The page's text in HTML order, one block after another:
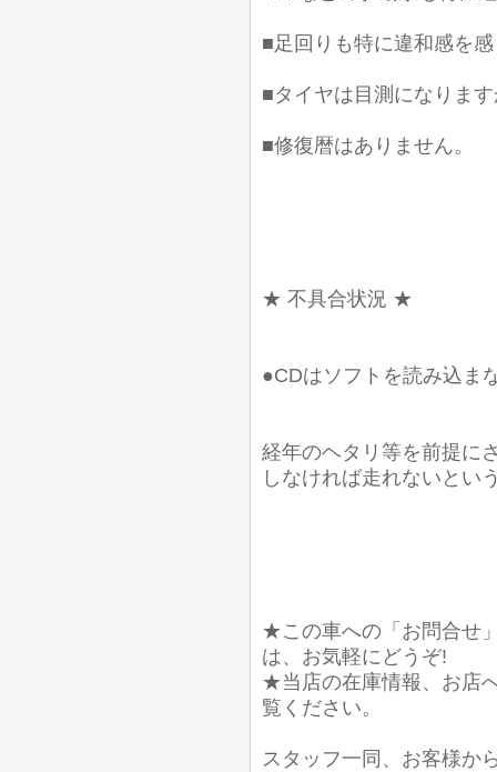
■足回りも特に違和感を
■タイヤは目測になりま
■修復暦はありません。
★ 不具合状況 ★
●CDはソフトを読み込ま
経年のヘタリ等を前提に
しなければ走れないとい
★この車への「お問合せ
は、お気軽にどうぞ!
★当店の在庫情報、お店
覧ください。
スタッフ一同、お客様か